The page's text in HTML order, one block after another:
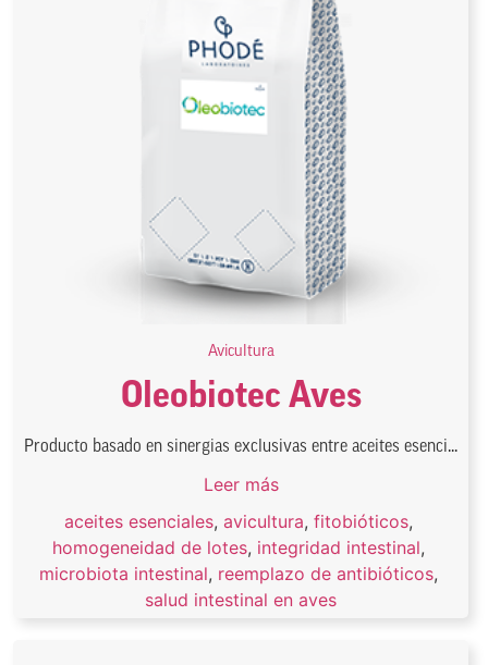
Avicultura
Oleobiotec Aves
Producto basado en sinergias exclusivas entre aceites esenci...
Leer más
aceites esenciales, avicultura, fitobióticos,
homogeneidad de lotes, integridad intestinal,
microbiota intestinal, reemplazo de antibióticos,
salud intestinal en aves